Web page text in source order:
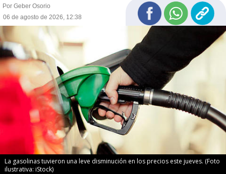
Por Geber Osorio
06 de agosto de 2026, 12:38
La gasolinas tuvieron una leve disminución en los precios este jueves. (Foto
ilustrativa: iStock)